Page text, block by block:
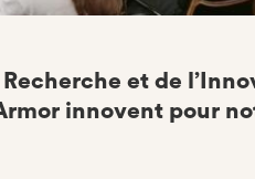
et de
innovent pour